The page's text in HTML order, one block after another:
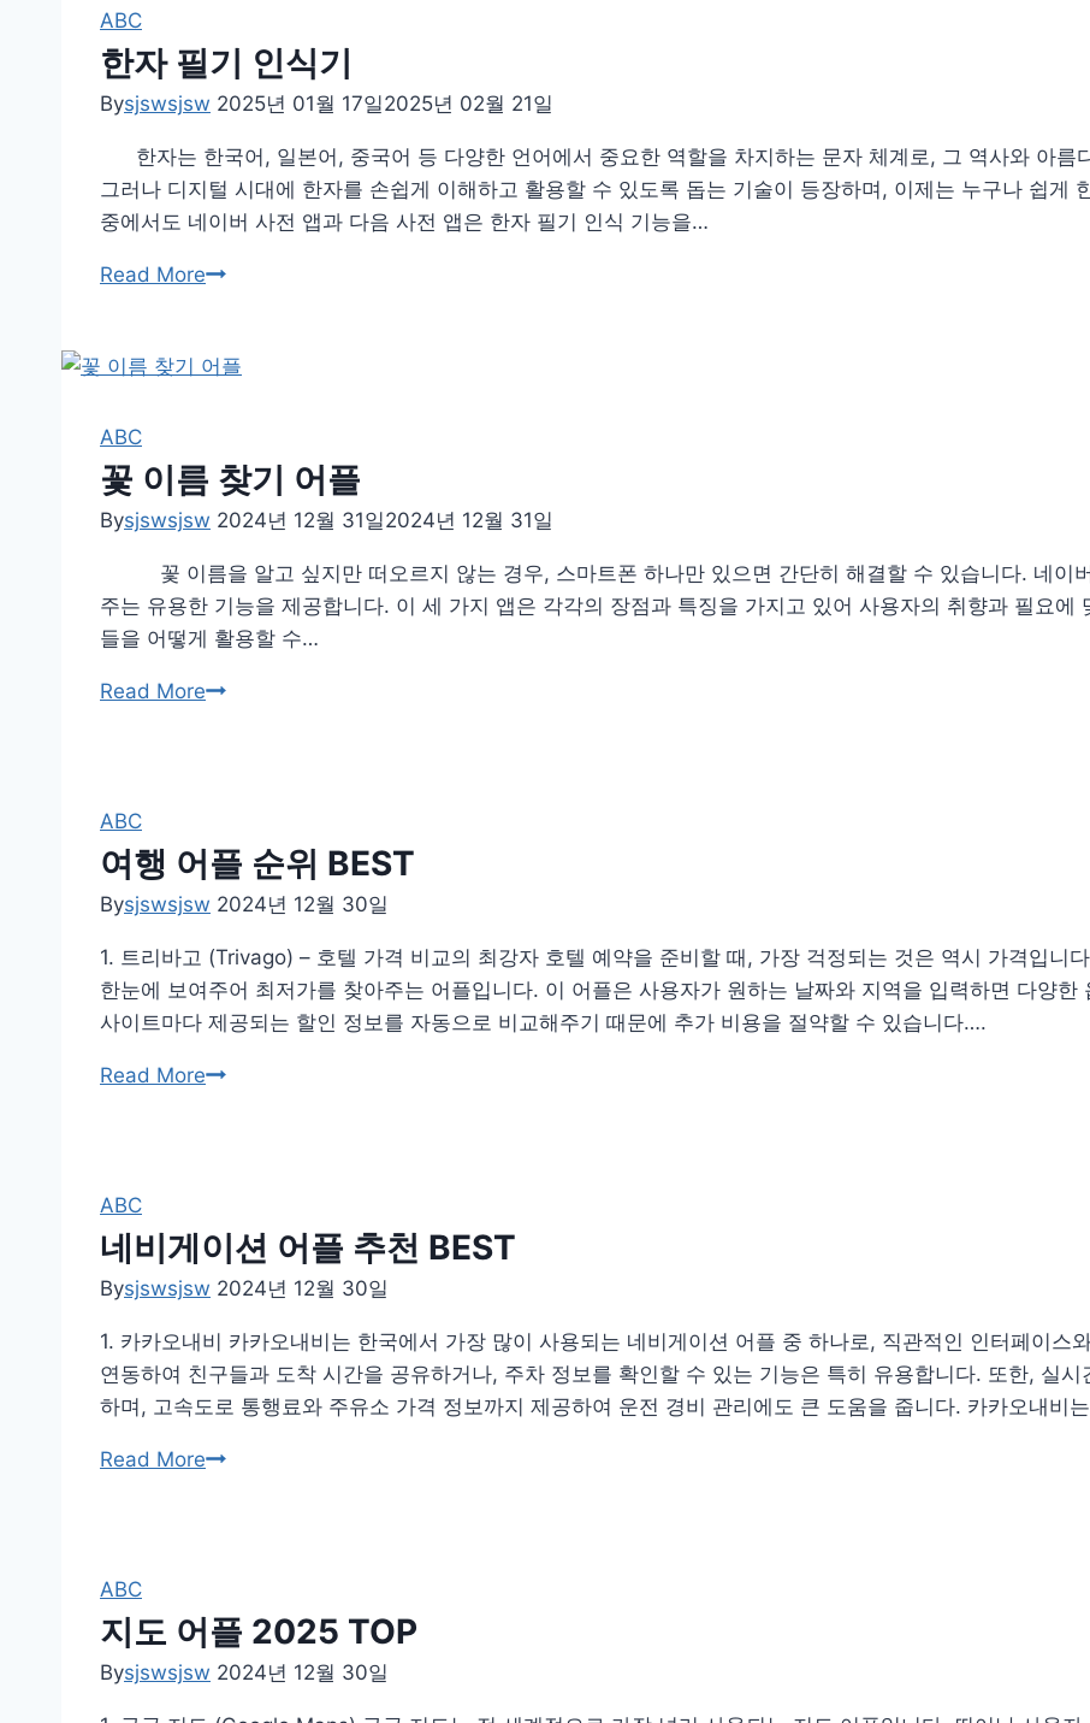
ABC
한자 필기 인식기
Bysjswsjsw 2025년 01월 17일2025년 02월 21일
한자는 한국어, 일본어, 중국어 등 다양한 언어에서 중요한 역할을 차지하는 문자 체계로, 그 역사와 아름
그러나 디지털 시대에 한자를 손쉽게 이해하고 활용할 수 있도록 돕는 기술이 등장하며, 이제는 누구나 쉽게
중에서도 네이버 사전 앱과 다음 사전 앱은 한자 필기 인식 기능을…
Read More한
기
기
ABC
꽃 이름 찾기 어플
Bysjswsjsw 2024년 12월 31일2024년 12월 31일
꽃 이름을 알고 싶지만 떠오르지 않는 경우, 스마트폰 하나만 있으면 간단히 해결할 수 있습니다. 네이
주는 유용한 기능을 제공합니다. 이 세 가지 앱은 각각의 장점과 특징을 가지고 있어 사용자의 취향과 필요에
들을 어떻게 활용할 수…
Read More꽃
어
플
ABC
여행 어플 순위 BEST
Bysjswsjsw 2024년 12월 30일
1. 트리바고 (Trivago) – 호텔 가격 비교의 최강자 호텔 예약을 준비할 때, 가장 걱정되는 것은 역시 가격입니
한눈에 보여주어 최저가를 찾아주는 어플입니다. 이 어플은 사용자가 원하는 날짜와 지역을 입력하면 다양
사이트마다 제공되는 할인 정보를 자동으로 비교해주기 때문에 추가 비용을 절약할 수 있습니다….
Read More여
위
BEST
ABC
네비게이션 어플 추천 BEST
Bysjswsjsw 2024년 12월 30일
1. 카카오내비 카카오내비는 한국에서 가장 많이 사용되는 네비게이션 어플 중 하나로, 직관적인 인터페이스
연동하여 친구들과 도착 시간을 공유하거나, 주차 정보를 확인할 수 있는 기능은 특히 유용합니다. 또한, 실
하며, 고속도로 통행료와 주유소 가격 정보까지 제공하여 운전 경비 관리에도 큰 도움을 줍니다. 카카오내비
Read More네
어
플
추
천
ABC
지도 어플 2025 TOP
Bysjswsjsw 2024년 12월 30일